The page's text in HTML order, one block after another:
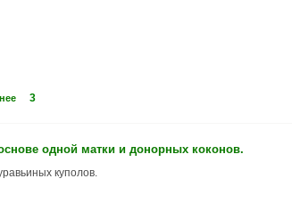
3
одной матки и донорных коконов.
куполов.